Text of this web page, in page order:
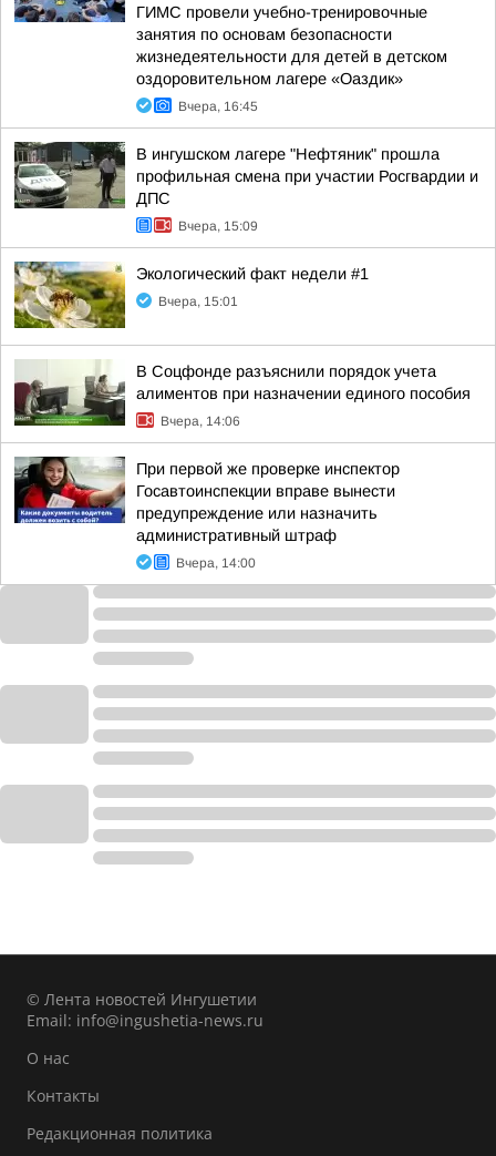
ГИМС провели учебно-тренировочные
занятия по основам безопасности
жизнедеятельности для детей в детском
оздоровительном лагере «Оаздик»
Вчера, 16:45
В ингушском лагере "Нефтяник" прошла
профильная смена при участии Росгвардии и
ДПС
Вчера, 15:09
Экологический факт недели #1
Вчера, 15:01
В Соцфонде разъяснили порядок учета
алиментов при назначении единого пособия
Вчера, 14:06
При первой же проверке инспектор
Госавтоинспекции вправе вынести
предупреждение или назначить
административный штраф
Вчера, 14:00
© Лента новостей Ингушетии
Email: info@ingushetia-news.ru
О нас
Контакты
Редакционная политика